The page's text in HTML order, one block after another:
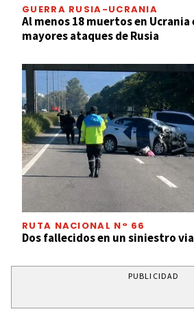
GUERRA RUSIA-UCRANIA
Al menos 18 muertos en Ucrania
mayores ataques de Rusia
RUTA NACIONAL N° 66
Dos fallecidos en un siniestro
PUBLICIDAD